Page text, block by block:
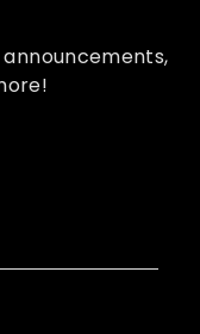
announcements,